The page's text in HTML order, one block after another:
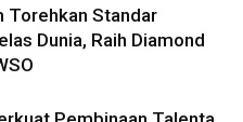
Torehkan Standar
Dunia, Raih Diamond